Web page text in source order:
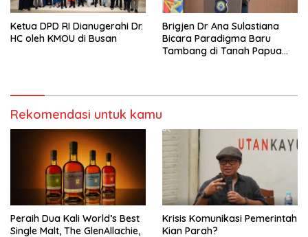
Ketua DPD RI Dianugerahi Dr.
HC oleh KMOU di Busan
Brigjen Dr Ana Sulastiana
Bicara Paradigma Baru
Tambang di Tanah Papua
Rekomendasi untuk kamu
Peraih Dua Kali World’s Best
Single Malt, The GlenAllachie,
Krisis Komunikasi Pemerintah
Kian Parah?